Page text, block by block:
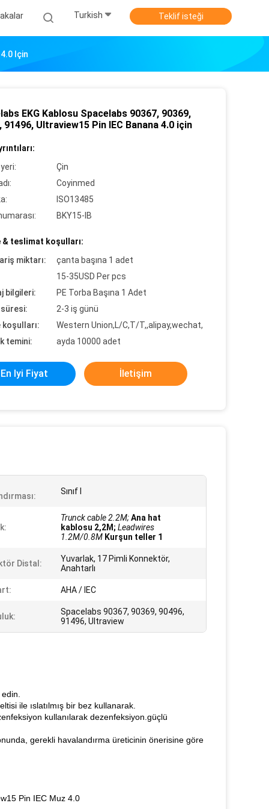
Turkish Teklif isteği
Için
EKG Kablosu Spacelabs 90367, 90369,
91496, Ultraview15 Pin IEC Banana 4.0 için
Çin
Coyinmed
ISO13485
BKY15-IB
& teslimat koşulları:
miktarı:
çanta başına 1 adet
15-35USD Per pcs
bilgileri:
PE Torba Başına 1 Adet
2-3 iş günü
koşulları:
Western Union,L/C,T/T,,alipay,wechat,
temini:
ayda 10000 adet
En Iyi Fiyat İletişim
Sınıf I
Trunck cable 2.2M;Ana hat
kablosu 2,2M; Leadwires
1.2M/0.8M Kurşun teller 1
Distal:
Yuvarlak, 17 Pimli Konnektör,
Anahtarlı
AHA / IEC
Spacelabs 90367, 90369, 90496,
91496, Ultraview
ile ıslatılmış bir bez kullanarak.
kullanılarak dezenfeksiyon.güçlü
gerekli havalandırma üreticinin önerisine göre
Pin IEC Muz 4.0